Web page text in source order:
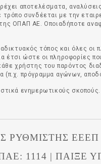
αποτελέσματα,
τρόπο συνδέεται με την
ΟΠΑΠ ΑΕ. Οποιαδήποτε
τόπος και όλες
έτσι ώστε οι πληροφορίες
χρήστης του παρόντος
(π.χ. πρόγραμμα αγώνων,
ενημερωτικούς σκοπούς.
ΡΥΘΜΙΣΤΗΣ
1114 | ΠΑΙΞΕ